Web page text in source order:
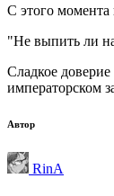
С этого момента
"Не выпить ли
Сладкое
императорском
Автор
RinA